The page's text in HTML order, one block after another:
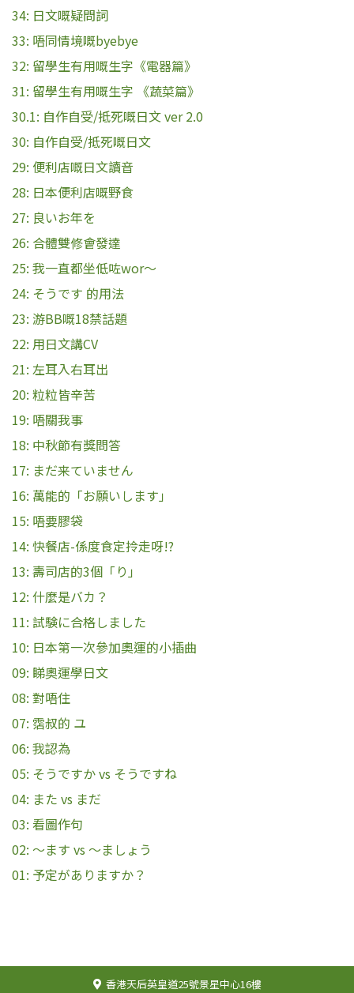
34: 日文嘅疑問詞
33: 唔同情境嘅byebye
32: 留學生有用嘅生字《電器篇》
31: 留學生有用嘅生字 《蔬菜篇》
30.1: 自作自受/抵死嘅日文 ver 2.0
30: 自作自受/抵死嘅日文
29: 便利店嘅日文讀音
28: 日本便利店嘅野食
27: 良いお年を
26: 合體雙修會發達
25: 我一直都坐低咗wor～
24: そうです 的用法
23: 游BB嘅18禁話題
22: 用日文講CV
21: 左耳入右耳出
20: 粒粒皆辛苦
19: 唔關我事
18: 中秋節有獎問答
17: まだ来ていません
16: 萬能的「お願いします」
15: 唔要膠袋
14: 快餐店-係度食定拎走呀!?
13: 壽司店的3個「り」
12: 什麼是バカ？
11: 試験に合格しました
10: 日本第一次參加奧運的小插曲
09: 睇奧運學日文
08: 對唔住
07: 霑叔的 ユ
06: 我認為
05: そうですか vs そうですね
04: また vs まだ
03: 看圖作句
02: 〜ます vs 〜ましょう
01: 予定がありますか？
香港天后英皇道25號景星中心16樓